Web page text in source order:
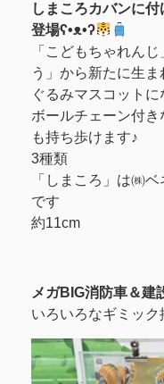
しまころカバンに
登場ʕ•ᴥ•ʔ
「こどもちゃれん
う」から新たに生
ぐるみマスコットに
ボールチェーン付
も持ち歩けます♪
3種類
「しまころ」は㈱
です
約11cm
いろいろなギミック